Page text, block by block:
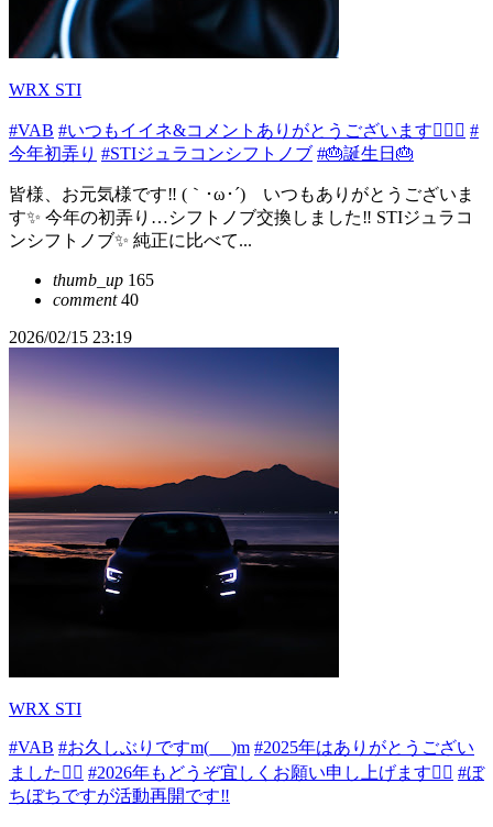
WRX STI
#VAB #いつもイイネ&コメントありがとうございます🙇‍♂✨ #
今年初弄り #STIジュラコンシフトノブ #🎂誕生日🎂
皆様、お元気様です‼️ (｀･ω･´)ゞいつもありがとうございま
す✨ 今年の初弄り…シフトノブ交換しました‼️ STIジュラコ
ンシフトノブ✨ 純正に比べて...
thumb_up 165
comment40
2026/02/15 23:19
WRX STI
#VAB #お久しぶりですm(_ _)m #2025年はありがとうござい
ました🙇‍♂ #2026年もどうぞ宜しくお願い申し上げます🙇‍♂ #ぼ
ちぼちですが活動再開です‼️